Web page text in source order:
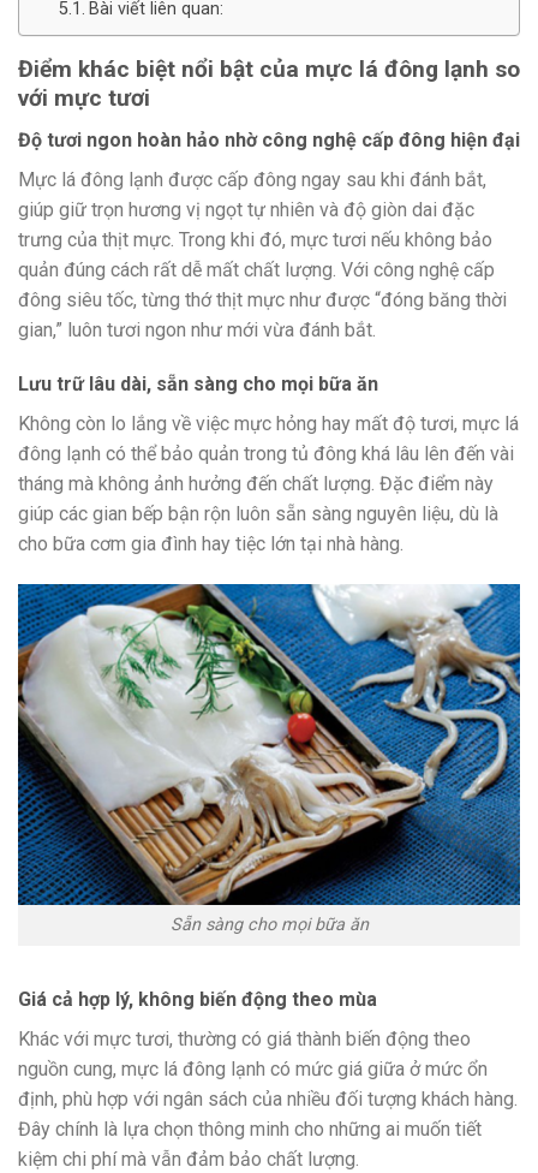
Bài viết liên quan:
Điểm khác biệt nổi bật của mực lá đông lạnh so
với mực tươi
Độ tươi ngon hoàn hảo nhờ công nghệ cấp đông hiện đại
Mực lá đông lạnh được cấp đông ngay sau khi đánh bắt,
giúp giữ trọn hương vị ngọt tự nhiên và độ giòn dai đặc
trưng của thịt mực. Trong khi đó, mực tươi nếu không bảo
quản đúng cách rất dễ mất chất lượng. Với công nghệ cấp
đông siêu tốc, từng thớ thịt mực như được “đóng băng thời
gian,” luôn tươi ngon như mới vừa đánh bắt.
Lưu trữ lâu dài, sẵn sàng cho mọi bữa ăn
Không còn lo lắng về việc mực hỏng hay mất độ tươi, mực lá
đông lạnh có thể bảo quản trong tủ đông khá lâu lên đến vài
tháng mà không ảnh hưởng đến chất lượng. Đặc điểm này
giúp các gian bếp bận rộn luôn sẵn sàng nguyên liệu, dù là
cho bữa cơm gia đình hay tiệc lớn tại nhà hàng.
Sẵn sàng cho mọi bữa ăn
Giá cả hợp lý, không biến động theo mùa
Khác với mực tươi, thường có giá thành biến động theo
nguồn cung, mực lá đông lạnh có mức giá giữa ở mức ổn
định, phù hợp với ngân sách của nhiều đối tượng khách hàng.
Đây chính là lựa chọn thông minh cho những ai muốn tiết
kiệm chi phí mà vẫn đảm bảo chất lượng.